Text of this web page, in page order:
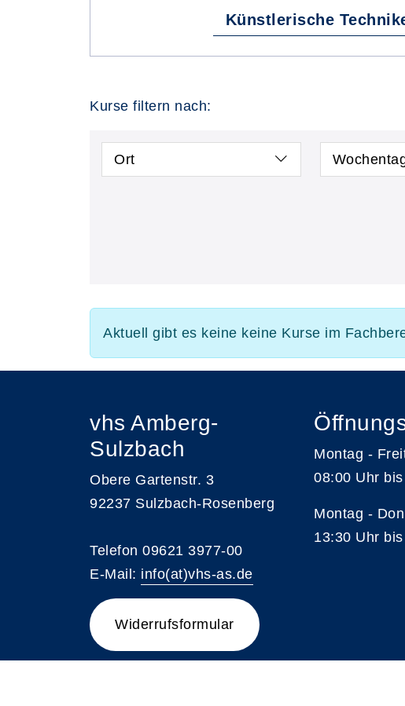
Künstlerische
Kurse filtern nach:
Ort
Aktuell gibt es keine keine Kurse im
vhs Amberg-
Sulzbach
Obere Gartenstr. 3
92237 Sulzbach-Rosenberg
Telefon 09621 3977-00
E-Mail: info(at)vhs-as.de
Widerrufsformular
Montag -
08:00 Uhr
Montag -
13:30 Uhr